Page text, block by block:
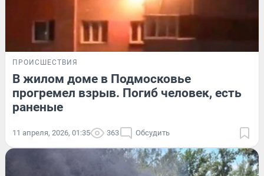
ПРОИСШЕСТВИЯ
В жилом доме в Подмосковье
прогремел взрыв. Погиб человек, есть
раненые
11 апреля, 2026, 01:35 363 Обсудить